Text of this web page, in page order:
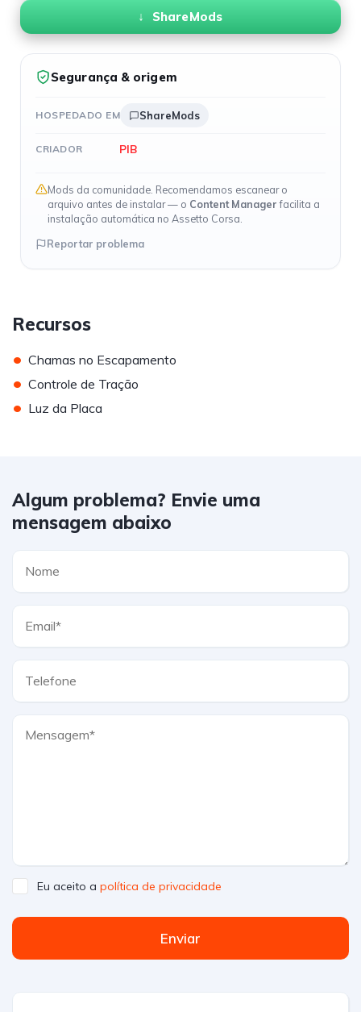
ShareMods
Segurança & origem
HOSPEDADO EM ShareMods
CRIADOR PIB
Mods da comunidade. Recomendamos escanear o
arquivo antes de instalar — o Content Managerfacilita a
instalação automática no Assetto Corsa.
Reportar problema
Recursos
• Chamas no Escapamento
• Controle de Tração
• Luz da Placa
Algum problema? Envie uma
mensagem abaixo
Eu aceito a política de privacidade
Enviar